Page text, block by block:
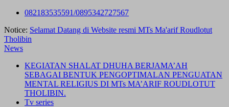
Skip
content
082183535591/0895342727567
Notice: Selamat Datang di Website resmi MTs Ma'arif Roudlotut
Tholibin
News
KEGIATAN SHALAT DHUHA BERJAMA’AH
SEBAGAI BENTUK PENGOPTIMALAN PENGUATAN
MENTAL RELIGIUS DI MTs MA’ARIF ROUDLOTUT
THOLIBIN.
Tv series